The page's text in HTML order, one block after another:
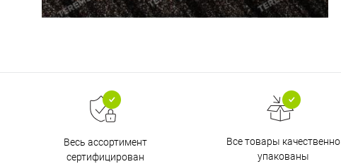
Весь ассортимент
сертифицирован
Все товары качественно
упакованы